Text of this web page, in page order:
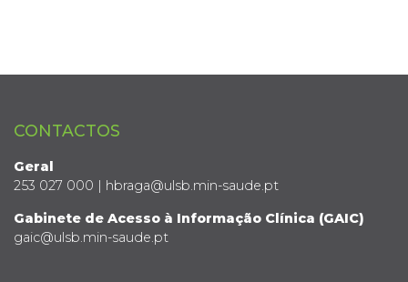
CONTACTOS
Geral
253 027 000 | hbraga@ulsb.min-saude.pt
Gabinete de Acesso à Informação Clínica (GAIC)
gaic@ulsb.min-saude.pt